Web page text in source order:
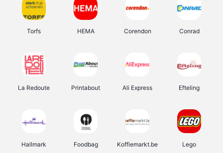
Torfs HEMA Corendon Conrad
La Redoute Printabout Ali Express Efteling
Hallmark Foodbag Koffiemarkt.be Lego